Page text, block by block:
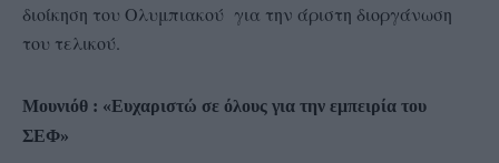
διοίκηση του Ολυμπιακού για την άριστη διοργάνωση
του τελικού.
Μουνιόθ : «Ευχαριστώ σε όλους για την εμπειρία του
ΣΕΦ»